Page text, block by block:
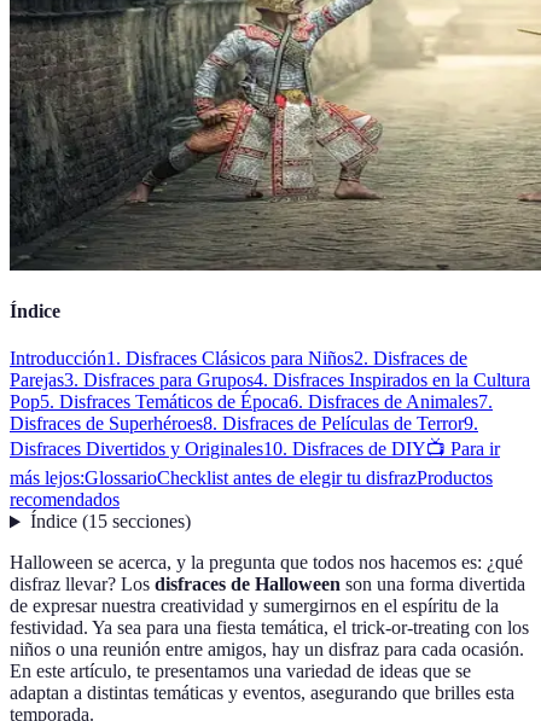
Índice
Introducción1. Disfraces Clásicos para Niños2. Disfraces de
Parejas3. Disfraces para Grupos4. Disfraces Inspirados en la Cultura
Pop5. Disfraces Temáticos de Época6. Disfraces de Animales7.
Disfraces de Superhéroes8. Disfraces de Películas de Terror9.
Disfraces Divertidos y Originales10. Disfraces de DIY📺 Para ir
más lejos:GlossarioChecklist antes de elegir tu disfrazProductos
recomendados
Índice(15 secciones)
Halloween se acerca, y la pregunta que todos nos hacemos es: ¿qué
disfraz llevar? Los disfraces de Halloween son una forma divertida
de expresar nuestra creatividad y sumergirnos en el espíritu de la
festividad. Ya sea para una fiesta temática, el trick-or-treating con los
niños o una reunión entre amigos, hay un disfraz para cada ocasión.
En este artículo, te presentamos una variedad de ideas que se
adaptan a distintas temáticas y eventos, asegurando que brilles esta
temporada.